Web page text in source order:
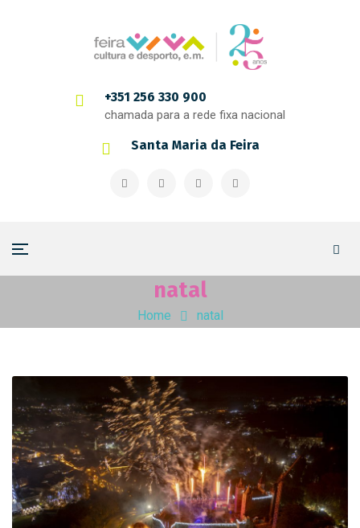
+351 256 330 900
chamada para a rede fixa nacional
Santa Maria da Feira
natal
Home natal